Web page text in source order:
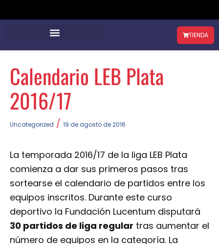
TIENDA
Calendario LEB Plata
2016/17
Uncategorized / 19 de agosto de 2016
La temporada 2016/17 de la liga LEB Plata
comienza a dar sus primeros pasos tras
sortearse el calendario de partidos entre los
equipos inscritos. Durante este curso
deportivo la Fundación Lucentum disputará
30 partidos de liga regular tras aumentar el
número de equipos en la categoría. La